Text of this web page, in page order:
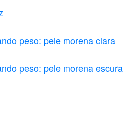
peso: pele morena clara
peso: pele morena escura